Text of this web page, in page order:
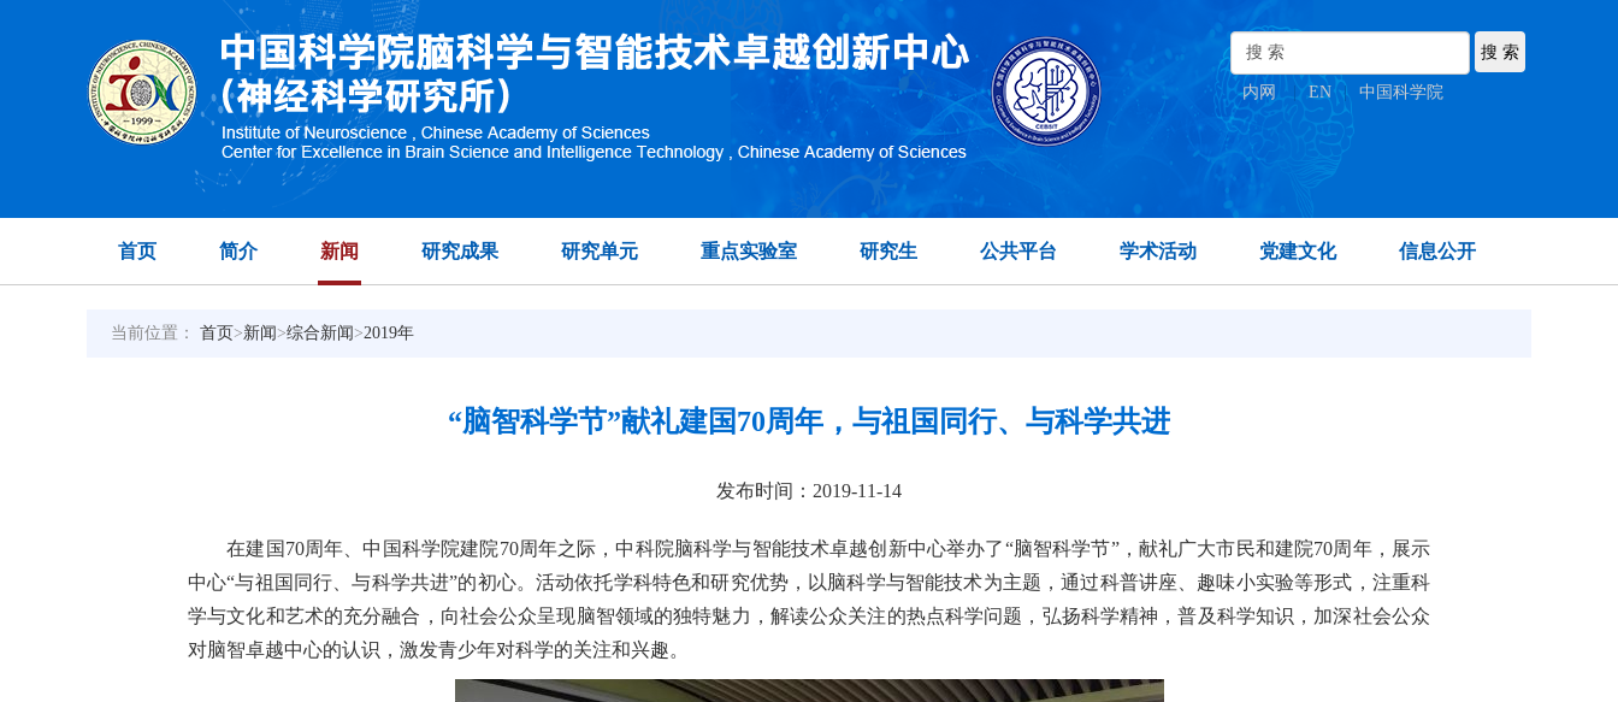
内网 EN | 中国科学院
首页 简介 新闻 研究成果 研究单元 重点实验室 研究生 公共平台 学术活动 党建文化 信息公开
当前位置： 首页>新闻>综合新闻>2019年
“脑智科学节”献礼建国70周年，与祖国同行、与科学共进
发布时间：2019-11-14
在建国70周年、中国科学院建院70周年之际，中科院脑科学与智能技术卓越创新中心举办了“脑智科学节”，献礼广大市民和建院70周年，展示
中心“与祖国同行、与科学共进”的初心。 活动依托学科特色和研究优势，以脑科学与智能技术为主题，通过科普讲座、趣味小实验等形式，注重科
学与文化和艺术的充分融合，向社会公众呈现脑智领域的独特魅力，解读公众关注的热点科学问题，弘扬科学精神，普及科学知识，加深社会公众
对脑智卓越中心的认识，激发青少年对科学的关注和兴趣。